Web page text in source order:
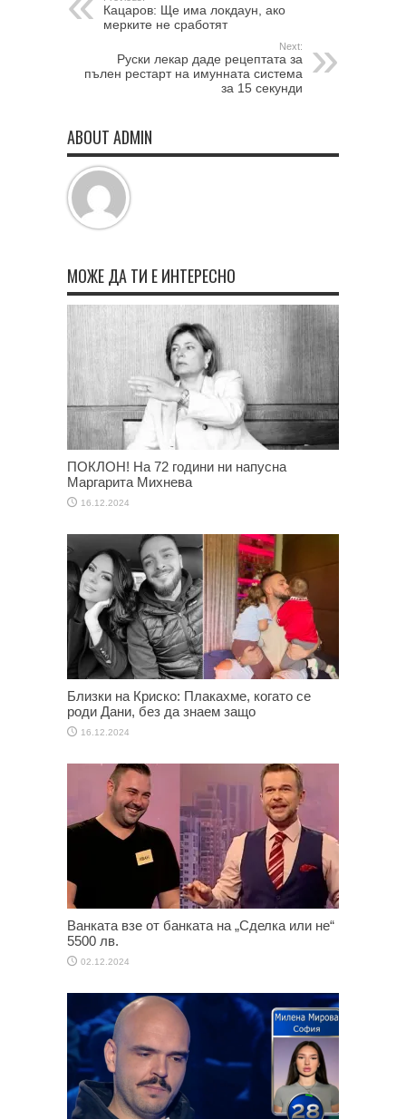
Кацаров: Ще има локдаун, ако
мерките не сработят
Next:
Руски лекар даде рецептата за
пълен рестарт на имунната система
за 15 секунди
ABOUT ADMIN
МОЖЕ ДА ТИ Е ИНТЕРЕСНО
ПОКЛОН! На 72 години ни напусна
Маргарита Михнева
16.12.2024
Близки на Криско: Плакахме, когато се
роди Дани, без да знаем защо
16.12.2024
Ванката взе от банката на „Сделка или не“
5500 лв.
02.12.2024